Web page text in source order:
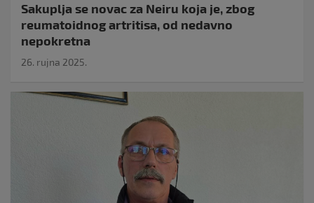
Sakuplja se novac za Neiru koja je, zbog
reumatoidnog artritisa, od nedavno
nepokretna
26. rujna 2025.